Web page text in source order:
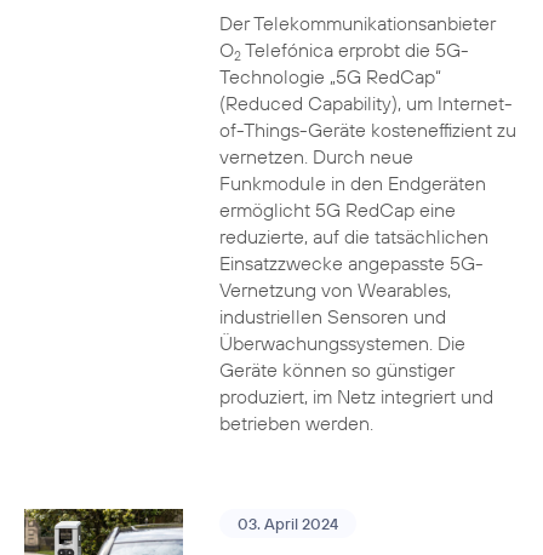
Der Telekommunikationsanbieter
O2Telefónica erprobt die 5G-
Technologie „5G RedCap“
(Reduced Capability), um Internet-
of-Things-Geräte kosteneffizient zu
vernetzen. Durch neue
Funkmodule in den Endgeräten
ermöglicht 5G RedCap eine
reduzierte, auf die tatsächlichen
Einsatzzwecke angepasste 5G-
Vernetzung von Wearables,
industriellen Sensoren und
Überwachungssystemen. Die
Geräte können so günstiger
produziert, im Netz integriert und
betrieben werden.
03. April 2024